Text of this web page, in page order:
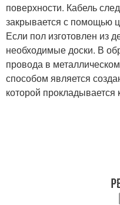
поверхности. Кабель
закрывается с помощью
Если пол изготовлен из
необходимые доски. В
провода в
способом является
которой прокладывается